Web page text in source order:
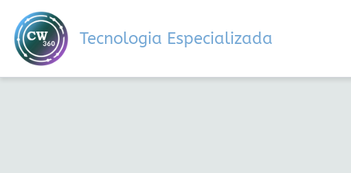
para
conteúdo
Tecnologia Especializada